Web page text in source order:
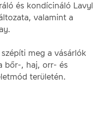
és kondícináló Lavyl
valamint a
meg a vásárlók
bőr-, haj, orr- és
területén.